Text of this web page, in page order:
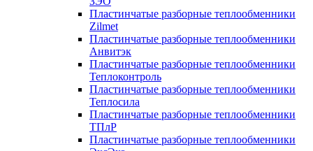
Пластинчатые разборные теплообменники
Zilmet
Пластинчатые разборные теплообменники
Анвитэк
Пластинчатые разборные теплообменники
Теплоконтроль
Пластинчатые разборные теплообменники
Теплосила
Пластинчатые разборные теплообменники
ТПлР
Пластинчатые разборные теплообменники